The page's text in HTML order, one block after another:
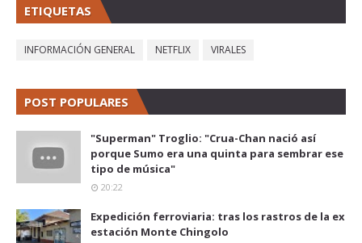
ETIQUETAS
INFORMACIÓN GENERAL NETFLIX VIRALES
POST POPULARES
"Superman" Troglio: "Crua-Chan nació así
porque Sumo era una quinta para sembrar ese
tipo de música"
20:22
Expedición ferroviaria: tras los rastros de la ex
estación Monte Chingolo